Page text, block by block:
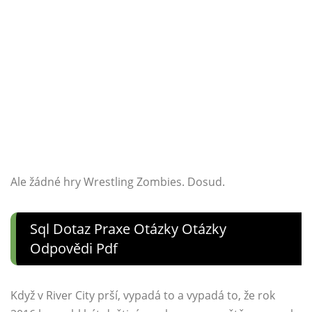
Ale žádné hry Wrestling Zombies. Dosud.
Sql Dotaz Praxe Otázky Otázky
Odpovědi Pdf
Když v River City prší, vypadá to a vypadá to, že rok